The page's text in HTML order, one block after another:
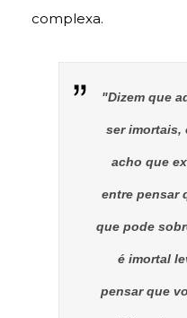
complexa.
"Dizem que
ser imortais,
acho que
entre pensar
que pode
é imortal
pensar que